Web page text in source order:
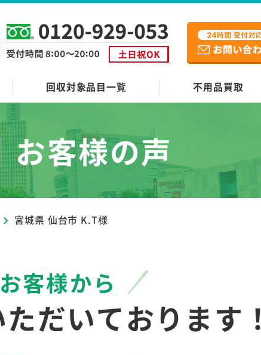
回収対象品目一覧 不用品買取
お客様の声
宮城県 仙台市 K.T様
客様から
ただいております！